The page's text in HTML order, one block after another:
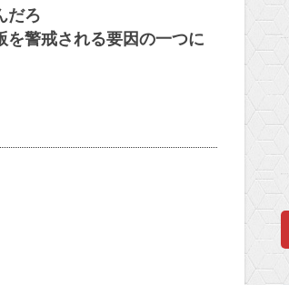
だろ
を警戒される要因の一つに